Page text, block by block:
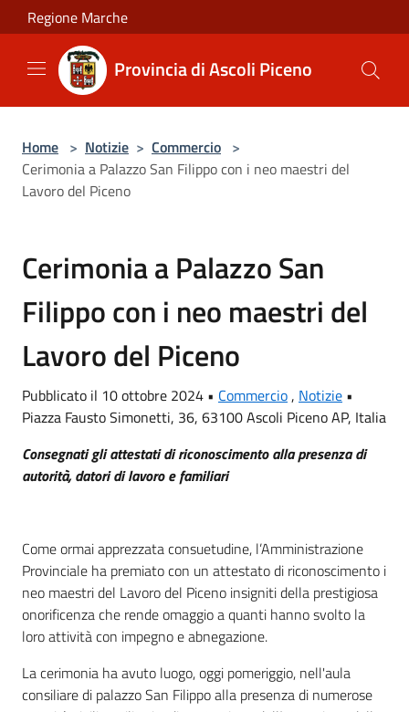
Salta al contenuto principale
Regione Marche
Provincia di Ascoli Piceno
Home > Notizie > Commercio >
Cerimonia a Palazzo San Filippo con i neo maestri del
Lavoro del Piceno
Cerimonia a Palazzo San
Filippo con i neo maestri del
Lavoro del Piceno
Pubblicato il 10 ottobre 2024 • Commercio, Notizie •
Piazza Fausto Simonetti, 36, 63100 Ascoli Piceno AP, Italia
Consegnati gli attestati di riconoscimento alla presenza di
autorità, datori di lavoro e familiari
Come ormai apprezzata consuetudine, l’Amministrazione
Provinciale ha premiato con un attestato di riconoscimento i
neo maestri del Lavoro del Piceno insigniti della prestigiosa
onorificenza che rende omaggio a quanti hanno svolto la
loro attività con impegno e abnegazione.
La cerimonia ha avuto luogo, oggi pomeriggio, nell'aula
consiliare di palazzo San Filippo alla presenza di numerose